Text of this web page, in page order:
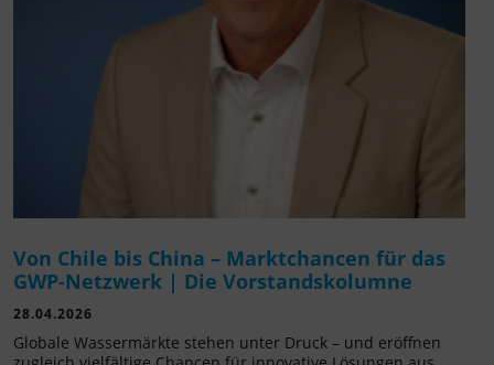
Von Chile bis China – Marktchancen für das
GWP-Netzwerk | Die Vorstandskolumne
28.04.2026
Globale Wassermärkte stehen unter Druck – und eröffnen